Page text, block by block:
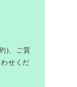
)、ご質
せくだ